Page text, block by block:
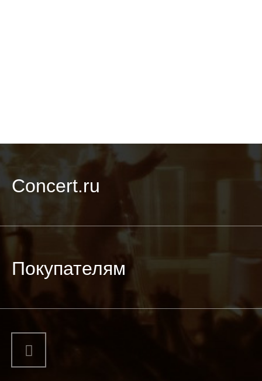
Concert.ru
Покупателям